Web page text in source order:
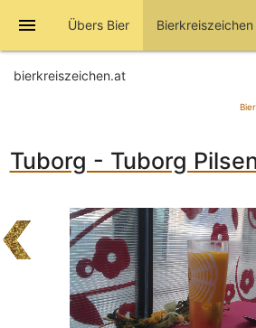
menu Übers Bier Bierkreiszeichen
bierkreiszeichen.at
Tuborg - Tuborg